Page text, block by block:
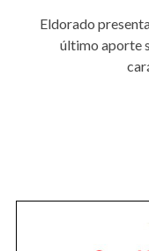
Eldorado
último aporte